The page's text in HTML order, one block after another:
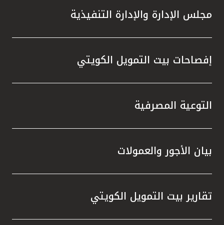
تركيا
مصر
المملكة المتحدة
مملكة البحرين
مجلس الإدارة والإدارة التنفيذية
إفصاحات بيت التمويل الكويتي
التوعية المصرفية
بيان الأجور والعمولات
تقارير بيت التمويل الكويتي